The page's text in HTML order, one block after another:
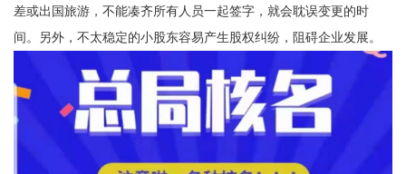
差或出国旅游，不能凑齐所有人员一起签字，就会耽误变更的时
间。另外，不太稳定的小股东容易产生股权纠纷，阻碍企业发展。